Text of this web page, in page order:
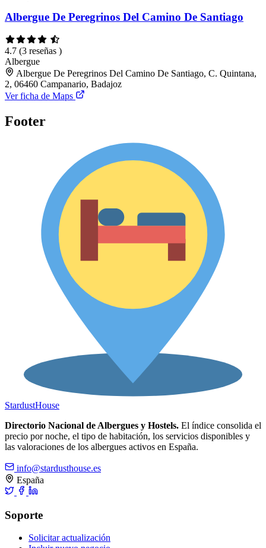
Albergue De Peregrinos Del Camino De Santiago
4.7 (3 reseñas )
Albergue
Albergue De Peregrinos Del Camino De Santiago, C. Quintana,
2, 06460 Campanario, Badajoz
Ver ficha de Maps
Footer
StardustHouse
Directorio Nacional de Albergues y Hostels. El índice consolida el
precio por noche, el tipo de habitación, los servicios disponibles y
las valoraciones de los albergues activos en España.
info@stardusthouse.es
España
Soporte
Solicitar actualización